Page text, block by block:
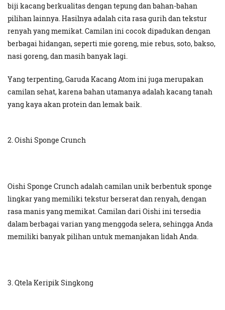
biji kacang berkualitas dengan tepung dan bahan-bahan
pilihan lainnya. Hasilnya adalah cita rasa gurih dan tekstur
renyah yang memikat. Camilan ini cocok dipadukan dengan
berbagai hidangan, seperti mie goreng, mie rebus, soto, bakso,
nasi goreng, dan masih banyak lagi.
Yang terpenting, Garuda Kacang Atom ini juga merupakan
camilan sehat, karena bahan utamanya adalah kacang tanah
yang kaya akan protein dan lemak baik.
2. Oishi Sponge Crunch
Oishi Sponge Crunch adalah camilan unik berbentuk sponge
lingkar yang memiliki tekstur berserat dan renyah, dengan
rasa manis yang memikat. Camilan dari Oishi ini tersedia
dalam berbagai varian yang menggoda selera, sehingga Anda
memiliki banyak pilihan untuk memanjakan lidah Anda.
3. Qtela Keripik Singkong